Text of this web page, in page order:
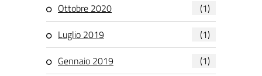
Ottobre 2020
(1)
Luglio 2019
(1)
Gennaio 2019
(1)